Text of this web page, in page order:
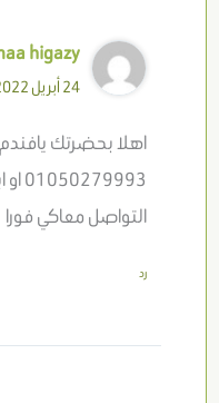
higazy
24 أبريل 2022 الساعة 4:08 صباحًا
اهلا بحضرتك
التواصل معاكي فورا
رد